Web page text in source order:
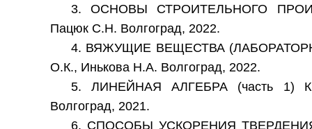
3. ОСНОВЫ СТРОИТЕЛЬНОГО
Пацюк С.Н. Волгоград, 2022.
4. ВЯЖУЩИЕ ВЕЩЕСТВА
О.К., Инькова Н.А. Волгоград, 2022.
5. ЛИНЕЙНАЯ АЛГЕБРА (часть 1)
Волгоград, 2021.
6. СПОСОБЫ УСКОРЕНИЯ